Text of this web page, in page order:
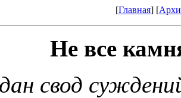
[Главная] [
Не все
свод